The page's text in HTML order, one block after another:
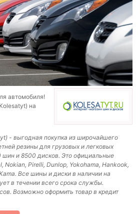
автомобиля!
на
- выгодная покупка из широчайшего
резины для грузовых и легковых
и 8500 дисков. Это официальные
Nokian, Pirelli, Dunlop, Yokohama, Hankook,
Все шины и диски в наличии на
в течении всего срока службы.
Возможно оформить товар в кредит